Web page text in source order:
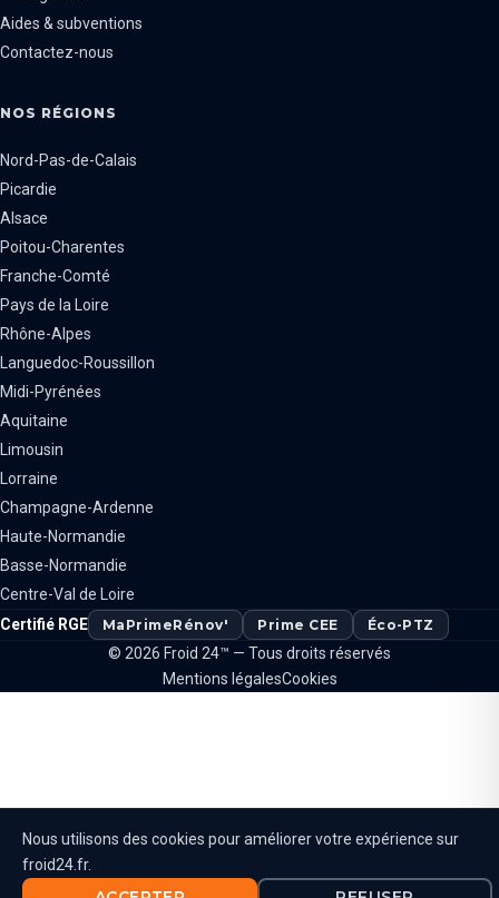
Aides & subventions
Contactez-nous
NOS RÉGIONS
Nord-Pas-de-Calais
Picardie
Alsace
Poitou-Charentes
Franche-Comté
Pays de la Loire
Rhône-Alpes
Languedoc-Roussillon
Midi-Pyrénées
Aquitaine
Limousin
Lorraine
Champagne-Ardenne
Haute-Normandie
Basse-Normandie
Centre-Val de Loire
Certifié RGE
MaPrimeRénov' Prime CEE Éco-PTZ
© 2026 Froid 24™ — Tous droits réservés
Mentions légalesCookies
Nous utilisons des cookies pour améliorer votre expérience sur
froid24.fr.